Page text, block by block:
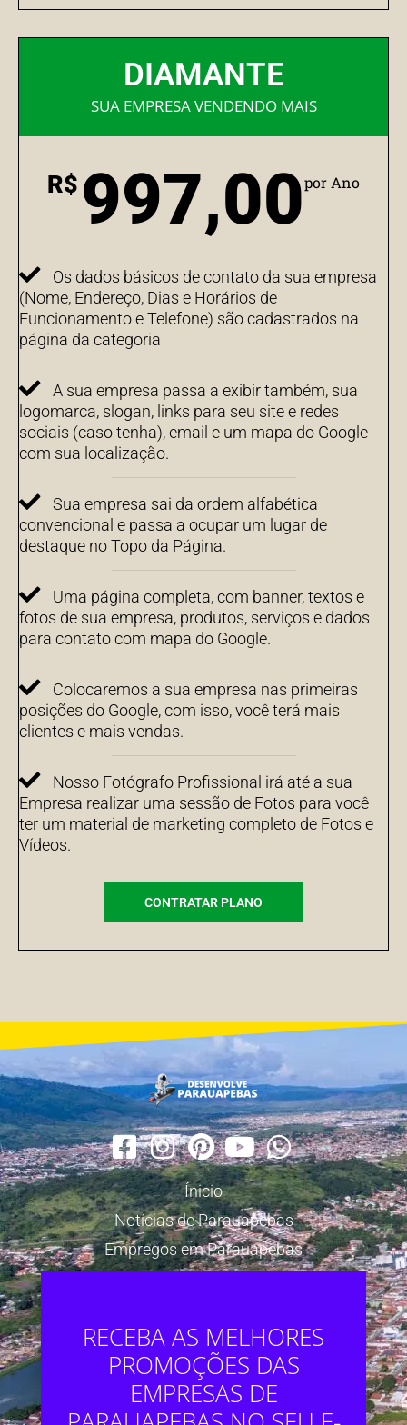
DIAMANTE
SUA EMPRESA VENDENDO MAIS
R$ 997,00por Ano
Os dados básicos de contato da sua empresa
(Nome, Endereço, Dias e Horários de
Funcionamento e Telefone) são cadastrados na
página da categoria
A sua empresa passa a exibir também, sua
logomarca, slogan, links para seu site e redes
sociais (caso tenha), email e um mapa do Google
com sua localização.
Sua empresa sai da ordem alfabética
convencional e passa a ocupar um lugar de
destaque no Topo da Página.
Uma página completa, com banner, textos e
fotos de sua empresa, produtos, serviços e dados
para contato com mapa do Google.
Colocaremos a sua empresa nas primeiras
posições do Google, com isso, você terá mais
clientes e mais vendas.
Nosso Fotógrafo Profissional irá até a sua
Empresa realizar uma sessão de Fotos para você
ter um material de marketing completo de Fotos e
Vídeos.
CONTRATAR PLANO
Ínicio
Notícias de Parauapebas
Empregos em Parauapebas
RECEBA AS MELHORES
PROMOÇÕES DAS
EMPRESAS DE